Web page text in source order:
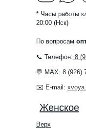
Верх
✉️ E-mail:
💬 MAX: 8 (926)
📞 Телефон: 8
По вопросам
* Часы работы
20:00 (Нск)
Женское